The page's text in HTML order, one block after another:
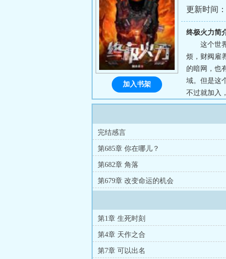
更新时间
终极火力简
这个世
烦，财阀雇
的暗网，也
域。但是这
不过就加入
中的杀手之
加入书架
完结感言
第685章 你在哪儿？
第682章 角落
第679章 改变命运的机会
第1章 生死时刻
第4章 天作之合
第7章 可以出名